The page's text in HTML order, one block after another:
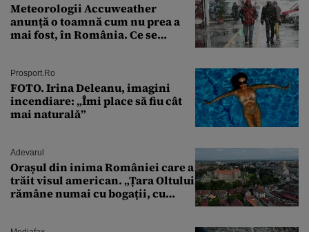
Meteorologii Accuweather
anunță o toamnă cum nu prea a
mai fost, în România. Ce se
București. Pe ce dată ninge
Prosport.ro
FOTO. Irina Deleanu, imagini
incendiare: „Îmi place să fiu cât
mai naturală”
Adevarul
Orașul din inima României care a
trăit visul american. „Țara Oltului
rămâne numai cu bogații, cu